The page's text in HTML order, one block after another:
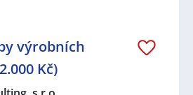
výrobních
Kč)